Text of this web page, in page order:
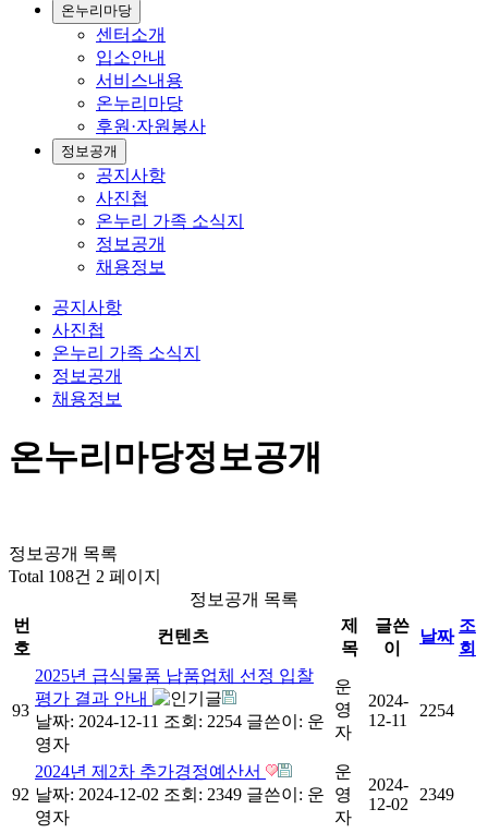
온누리마당
센터소개
입소안내
서비스내용
온누리마당
후원·자원봉사
정보공개
공지사항
사진첩
온누리 가족 소식지
정보공개
채용정보
공지사항
사진첩
온누리 가족 소식지
정보공개
채용정보
온누리마당정보공개
정보공개 목록
Total 108건 2 페이지
정보공개 목록
번
호
컨텐츠
제
목
글쓴
이
날짜
조
회
93
2025년 급식물품 납품업체 선정 입찰
평가 결과 안내
날짜: 2024-12-11 조회: 2254 글쓴이: 운
영자
운
영
자
2024-
12-11
2254
92
2024년 제2차 추가경정예산서
날짜: 2024-12-02 조회: 2349 글쓴이: 운
영자
운
영
자
2024-
12-02
2349